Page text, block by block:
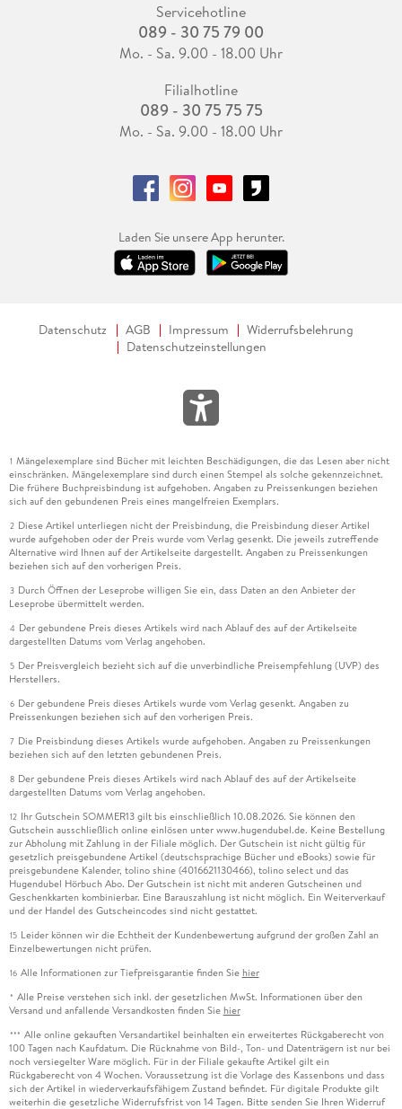
Servicehotline
089 - 30 75 79 00
Mo. - Sa. 9.00 - 18.00 Uhr
Filialhotline
089 - 30 75 75 75
Mo. - Sa. 9.00 - 18.00 Uhr
Laden Sie unsere App herunter.
Datenschutz AGB Impressum
Widerrufsbelehrung
Datenschutzeinstellungen
1 Mängelexemplare sind Bücher mit leichten Beschädigungen, die das Lesen aber nicht
einschränken. Mängelexemplare sind durch einen Stempel als solche gekennzeichnet.
Die frühere Buchpreisbindung ist aufgehoben. Angaben zu Preissenkungen beziehen
sich auf den gebundenen Preis eines mangelfreien Exemplars.
2 Diese Artikel unterliegen nicht der Preisbindung, die Preisbindung dieser Artikel
wurde aufgehoben oder der Preis wurde vom Verlag gesenkt. Die jeweils zutreffende
Alternative wird Ihnen auf der Artikelseite dargestellt. Angaben zu Preissenkungen
beziehen sich auf den vorherigen Preis.
3 Durch Öffnen der Leseprobe willigen Sie ein, dass Daten an den Anbieter der
Leseprobe übermittelt werden.
4 Der gebundene Preis dieses Artikels wird nach Ablauf des auf der Artikelseite
dargestellten Datums vom Verlag angehoben.
5 Der Preisvergleich bezieht sich auf die unverbindliche Preisempfehlung (UVP) des
Herstellers.
6 Der gebundene Preis dieses Artikels wurde vom Verlag gesenkt. Angaben zu
Preissenkungen beziehen sich auf den vorherigen Preis.
7 Die Preisbindung dieses Artikels wurde aufgehoben. Angaben zu Preissenkungen
beziehen sich auf den letzten gebundenen Preis.
8 Der gebundene Preis dieses Artikels wird nach Ablauf des auf der Artikelseite
dargestellten Datums vom Verlag angehoben.
12 Ihr Gutschein SOMMER13 gilt bis einschließlich 10.08.2026. Sie können den
Gutschein ausschließlich online einlösen unter www.hugendubel.de. Keine Bestellung
zur Abholung mit Zahlung in der Filiale möglich. Der Gutschein ist nicht gültig für
gesetzlich preisgebundene Artikel (deutschsprachige Bücher und eBooks) sowie für
preisgebundene Kalender, tolino shine (4016621130466), tolino select und das
Hugendubel Hörbuch Abo. Der Gutschein ist nicht mit anderen Gutscheinen und
Geschenkkarten kombinierbar. Eine Barauszahlung ist nicht möglich. Ein Weiterverkauf
und der Handel des Gutscheincodes sind nicht gestattet.
15 Leider können wir die Echtheit der Kundenbewertung aufgrund der großen Zahl an
Einzelbewertungen nicht prüfen.
16 Alle Informationen zur Tiefpreisgarantie finden Sie hier
* Alle Preise verstehen sich inkl. der gesetzlichen MwSt. Informationen über den
Versand und anfallende Versandkosten finden Sie hier
*** Alle online gekauften Versandartikel beinhalten ein erweitertes Rückgaberecht von
100 Tagen nach Kaufdatum. Die Rücknahme von Bild-, Ton- und Datenträgern ist nur bei
noch versiegelter Ware möglich. Für in der Filiale gekaufte Artikel gilt ein
Rückgaberecht von 4 Wochen. Voraussetzung ist die Vorlage des Kassenbons und dass
sich der Artikel in wiederverkaufsfähigem Zustand befindet. Für digitale Produkte gilt
weiterhin die gesetzliche Widerrufsfrist von 14 Tagen. Bitte senden Sie Ihren Widerruf